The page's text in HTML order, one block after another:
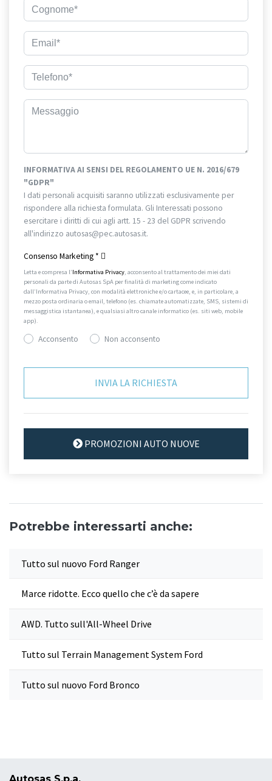
INFORMATIVA AI SENSI DEL REGOLAMENTO UE N. 2016/679
"GDPR"
I dati personali acquisiti saranno utilizzati esclusivamente per
rispondere alla richiesta formulata. Gli Interessati possono
esercitare i diritti di cui agli artt. 15 - 23 del GDPR scrivendo
all'indirizzo autosas@pec.autosas.it.
Consenso Marketing *
Letta e compresa l’Informativa Privacy, acconsento al trattamento dei miei dati
personali da parte di Autosas SpA per finalità di marketing come indicato
dall’Informativa Privacy, con modalità elettroniche e/o cartacee, e, in particolare, a
mezzo posta ordinaria o email, telefono (es. chiamate automatizzate, SMS, sistemi di
messaggistica istantanea), e qualsiasi altro canale informatico (es. siti web, mobile
app).
Acconsento Non acconsento
PROMOZIONI AUTO NUOVE
Potrebbe interessarti anche:
Tutto sul nuovo Ford Ranger
Marce ridotte. Ecco quello che c’è da sapere
AWD. Tutto sull'All-Wheel Drive
Tutto sul Terrain Management System Ford
Tutto sul nuovo Ford Bronco